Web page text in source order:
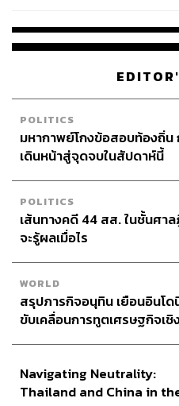
POLITICS
มหากาพย์โกงข้อสอบท้องถิ่น
เดินหน้าสู่จุดจบในสัปดาห์นี้
POLITICS
เส้นทางคดี 44 สส. ในชั้นศา
จะรู้ผลเมื่อไร
WORLD
สรุปภารกิจอนุทิน เยือนอินโด
ขับเคลื่อนการทูตเศรษฐกิจเชิ
Navigating Neutrality:
Thailand and China in